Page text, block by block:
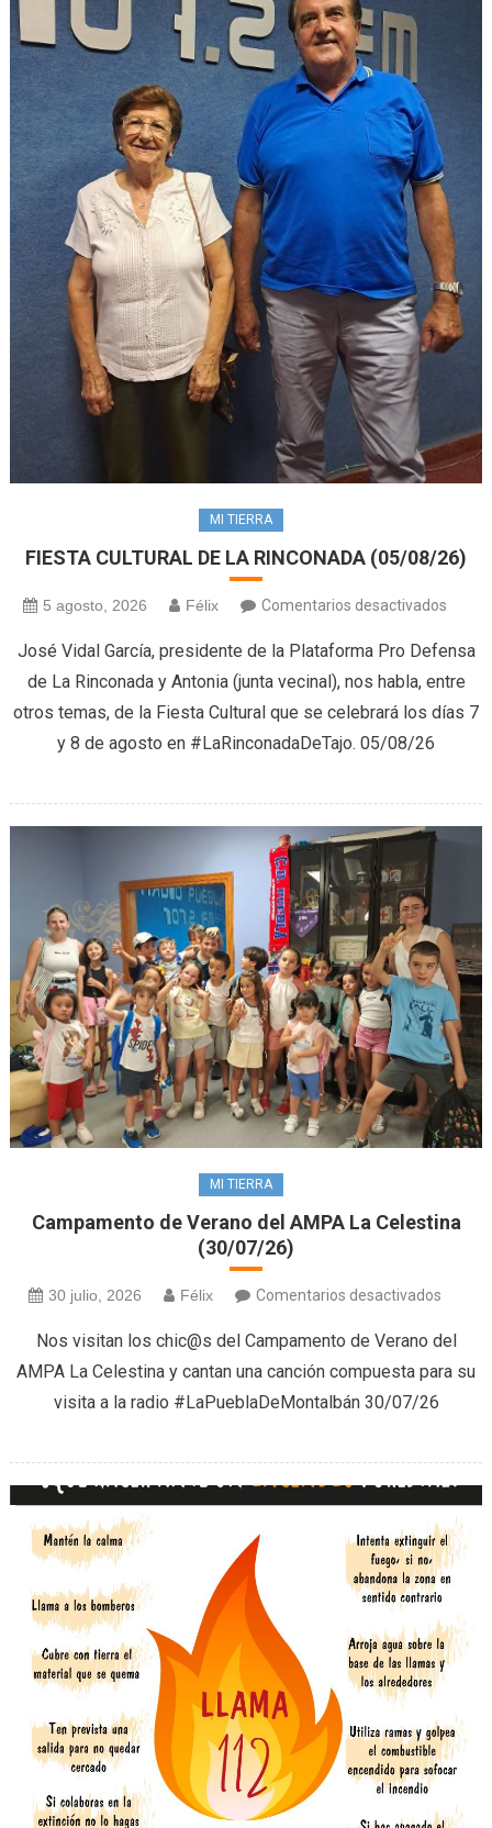
MI TIERRA
FIESTA CULTURAL DE LA RINCONADA (05/08/26)
5 agosto, 2026 Félix Comentarios desactivados
DE
LA
José Vidal García, presidente de la Plataforma Pro Defensa
de La Rinconada y Antonia (junta vecinal), nos habla, entre
otros temas, de la Fiesta Cultural que se celebrará los días 7
y 8 de agosto en #LaRinconadaDeTajo. 05/08/26
MI TIERRA
Campamento de Verano del AMPA La Celestina
(30/07/26)
30 julio, 2026 Félix Comentarios desactivados
de
Verano
La
(30/
Nos visitan los chic@s del Campamento de Verano del
AMPA La Celestina y cantan una canción compuesta para su
visita a la radio #LaPueblaDeMontalbán 30/07/26